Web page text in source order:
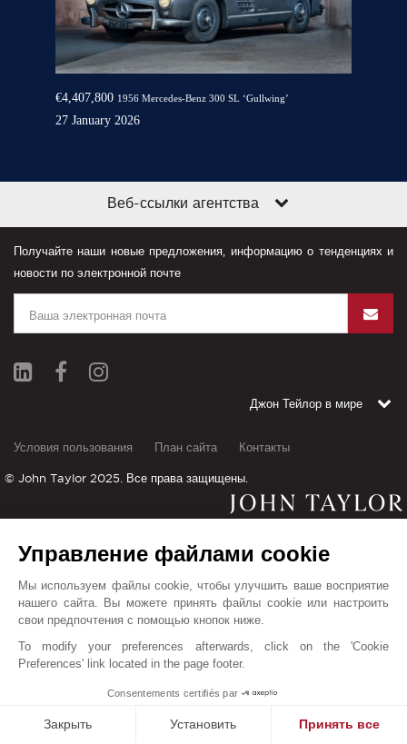
€4,407,800 1956 Mercedes-Benz 300 SL ‘Gullwing’
27 January 2026
Веб-ссылки агентства
Получайте наши новые предложения, информацию о тенденциях и
новости по электронной почте
Джон Тейлор в мире
Условия пользования План сайта Контакты
© John Taylor 2025. Все права защищены.
A.B.I.N.I. Officially founded in the beginning of 2020 to control the real estate sector in
certification program to secure minimum standards. John Taylor Mallorca are proud to
be among the founding members of the association.
POLÍTICA DE PRIVACIDAD
CANAL ÉTICO Y DE COMUNICACIONES
Собранная информация необходима для обработки вашего запроса. В
данных.
Управление файлами cookie
Мы используем файлы cookie, чтобы улучшить ваше восприятие
нашего сайта. Вы можете принять файлы cookie или настроить
свои предпочтения с помощью кнопок ниже.
To modify your preferences afterwards, click on the 'Cookie
Preferences' link located in the page footer.
Consentements certifiés par
Закрыть Установить Принять все